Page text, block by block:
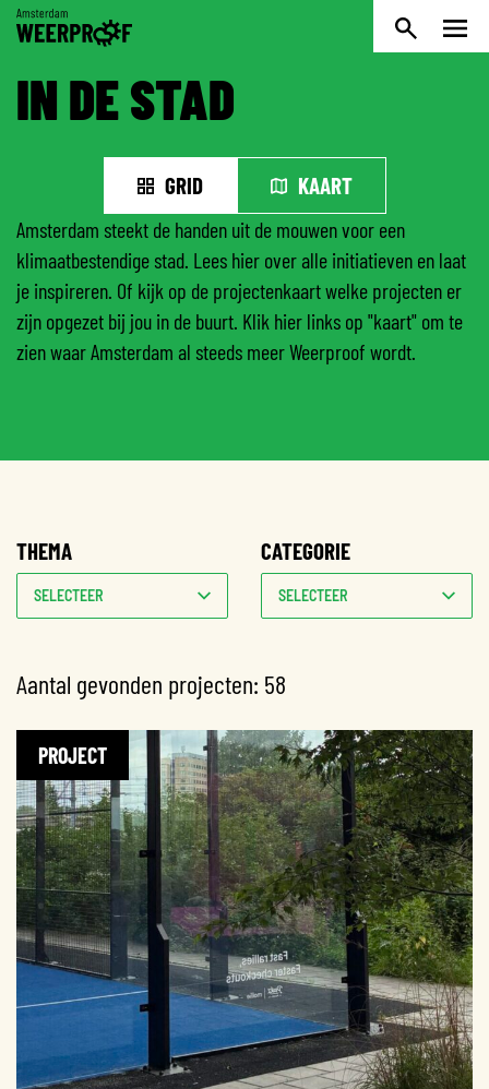
Weerproof
IN DE STAD
GRID KAART
Amsterdam steekt de handen uit de mouwen voor een
klimaatbestendige stad. Lees hier over alle initiatieven en laat
je inspireren. Of kijk op de projectenkaart welke projecten er
zijn opgezet bij jou in de buurt. Klik hier links op "kaart" om te
zien waar Amsterdam al steeds meer Weerproof wordt.
THEMA
SELECTEER
CATEGORIE
SELECTEER
Aantal gevonden projecten: 58
PROJECT